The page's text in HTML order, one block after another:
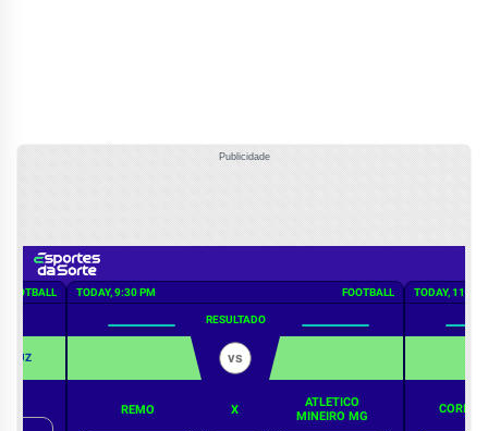
Publicidade